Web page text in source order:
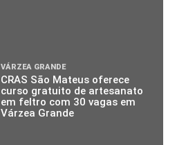
VÁRZEA GRANDE
CRAS São Mateus oferece
curso gratuito de artesanato
em feltro com 30 vagas em
Várzea Grande